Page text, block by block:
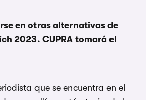
en otras alternativas de
2023. CUPRA tomará el
que se encuentra en el